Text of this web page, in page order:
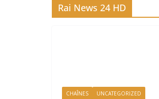
Rai News 24 HD
CHAÎNES UNCATEGORIZED